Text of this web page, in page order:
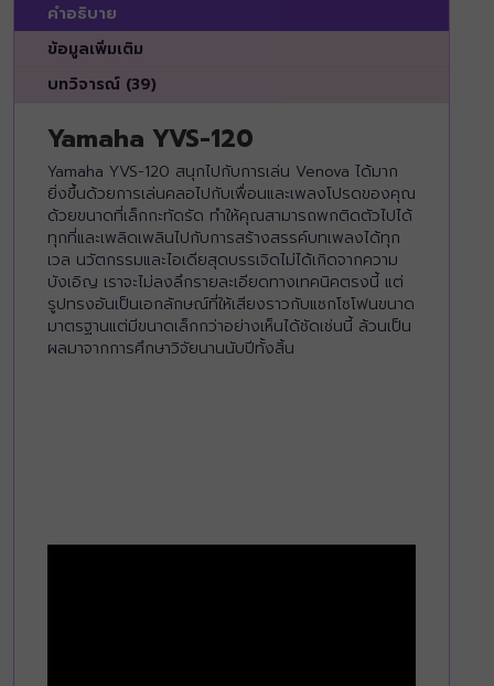
คำอธิบาย
ข้อมูลเพิ่มเติม
บทวิจารณ์ (39)
Yamaha YVS-120
Yamaha YVS-120 สนุกไปกับการเล่น Venova ได้มาก
ยิ่งขึ้นด้วยการเล่นคลอไปกับเพื่อนและเพลงโปรดของคุณ
ด้วยขนาดที่เล็กกะทัดรัด ทำให้คุณสามารถพกติดตัวไปได้
ทุกที่และเพลิดเพลินไปกับการสร้างสรรค์บทเพลงได้ทุก
เวล นวัตกรรมและไอเดียสุดบรรเจิดไม่ได้เกิดจากความ
บังเอิญ เราจะไม่ลงลึกรายละเอียดทางเทคนิคตรงนี้ แต่
รูปทรงอันเป็นเอกลักษณ์ที่ให้เสียงราวกับแซกโซโฟนขนาด
มาตรฐานแต่มีขนาดเล็กกว่าอย่างเห็นได้ชัดเช่นนี้ ล้วนเป็น
ผลมาจากการศึกษาวิจัยนานนับปีทั้งสิ้น